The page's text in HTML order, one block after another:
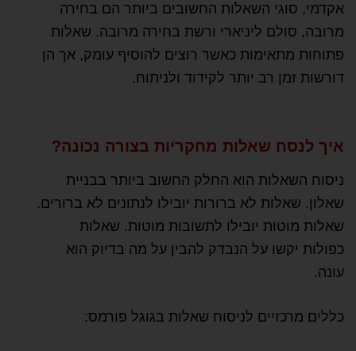
אקדמי, סוגי השאלות החשובים ביותר הם בחירה
מרובה, סולם ליניארי ורשת בחירה מרובה. שאלות
פתוחות מתאימות כאשר רוצים להוסיף עומק, אך הן
דורשות זמן רב יותר לקידוד ולניתוח.
איך לנסח שאלות מחקריות בצורה נכונה?
ניסוח השאלות הוא החלק החשוב ביותר בבניית
שאלון. שאלות לא ברורות יובילו לנתונים לא ברורים.
שאלות מוטות יובילו לתשובות מוטות. שאלות
כפולות יקשו על הנבדק להבין על מה בדיוק הוא
עונה.
כללים מרכזיים לניסוח שאלות בגוגל פורמס: